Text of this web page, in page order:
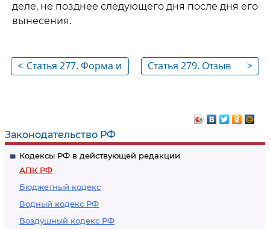
Законодательство РФ
Кодексы РФ в действующей редакции
АПК РФ
Бюджетный кодекс
Водный кодекс РФ
Воздушный кодекс РФ
деле, не позднее следующего дня после дня его
вынесения.
< Статья 277. Форма и
>
Статья 279. Отзыв